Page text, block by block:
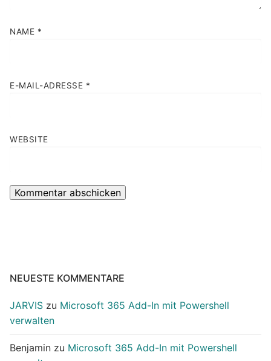
NAME *
E-MAIL-ADRESSE *
WEBSITE
NEUESTE KOMMENTARE
JARVIS zu Microsoft 365 Add-In mit Powershell
verwalten
Benjamin zu Microsoft 365 Add-In mit Powershell